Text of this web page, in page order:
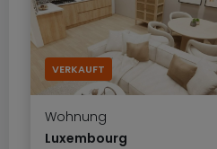
VERKAUFT
Wohnung
Luxembourg